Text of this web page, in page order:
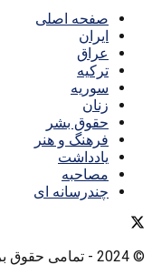
صفحه اصلی
ایران
عراق
ترکیه
سوریه
زنان
حقوق بشر
فرهنگ و هنر
یادداشت
مصاحبه
چندرسانه ای
© 2024 - تمامی حقوق